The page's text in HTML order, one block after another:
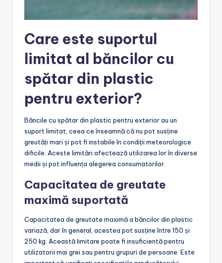
Care este suportul
limitat al băncilor cu
spătar din plastic
pentru exterior?
Băncile cu spătar din plastic pentru exterior au un
suport limitat, ceea ce înseamnă că nu pot susține
greutăți mari și pot fi instabile în condiții meteorologice
dificile. Aceste limitări afectează utilizarea lor în diverse
medii și pot influența alegerea consumatorilor.
Capacitatea de greutate
maximă suportată
Capacitatea de greutate maximă a băncilor din plastic
variază, dar în general, acestea pot susține între 150 și
250 kg. Această limitare poate fi insuficientă pentru
utilizatorii mai grei sau pentru grupuri de persoane. Este